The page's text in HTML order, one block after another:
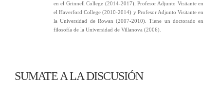
en el Grinnell College (2014-2017), Profesor Adjunto Visitante en
el Haverford College (2010-2014) y Profesor Adjunto Visitante en
la Universidad de Rowan (2007-2010). Tiene un doctorado en
filosofía de la Universidad de Villanova (2006).
SUMATE A LA DISCUSIÓN